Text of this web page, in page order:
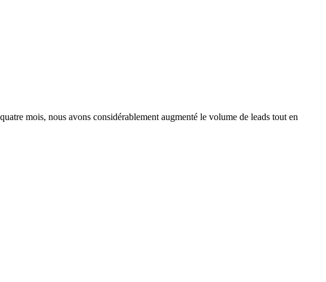
mois, nous avons considérablement augmenté le volume de leads tout en